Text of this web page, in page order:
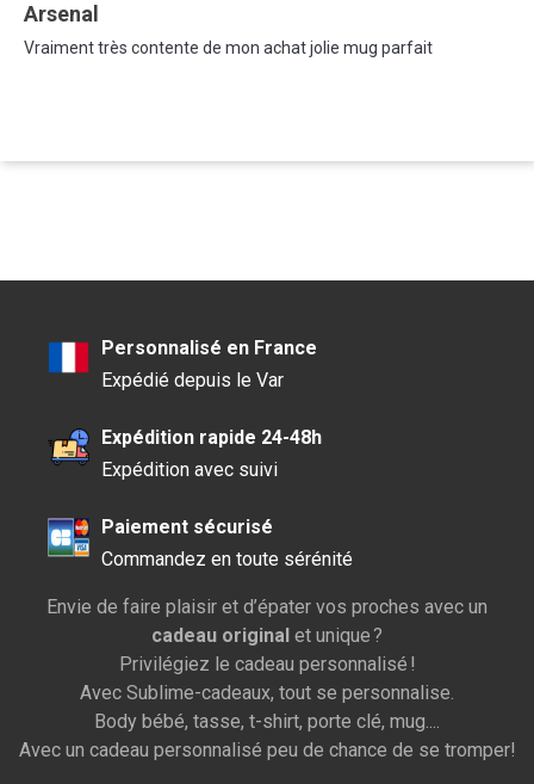
Arsenal
Vraiment très contente de mon achat jolie mug parfait
Personnalisé en France
Expédié depuis le Var
Expédition rapide 24-48h
Expédition avec suivi
Paiement sécurisé
Commandez en toute sérénité
Envie de faire plaisir et d’épater vos proches avec un
cadeau original et unique ?
Privilégiez le cadeau personnalisé !
Avec Sublime-cadeaux, tout se personnalise.
Body bébé, tasse, t-shirt, porte clé, mug....
Avec un cadeau personnalisé peu de chance de se tromper!